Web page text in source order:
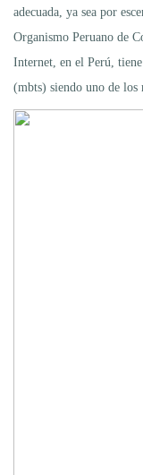
adecuada, ya sea por
Organismo Peruano de
Internet, en el Perú,
(mbts) siendo uno de los